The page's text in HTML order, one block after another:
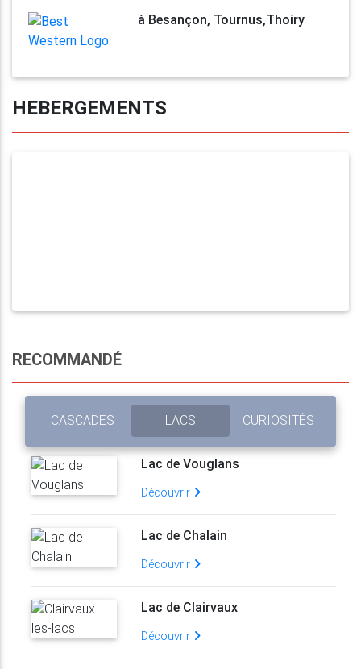
à Besançon, Tournus,Thoiry
HEBERGEMENTS
RECOMMANDÉ
CASCADES LACS CURIOSITÉS
Lac de Vouglans
Découvrir
Lac de Chalain
Découvrir
Lac de Clairvaux
Découvrir